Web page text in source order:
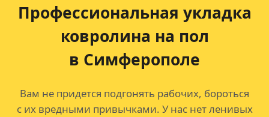
Профессиональная укладка
ковролина на пол
в Симферополе
Вам не придется подгонять рабочих, бороться
с их вредными привычками. У нас нет ленивых